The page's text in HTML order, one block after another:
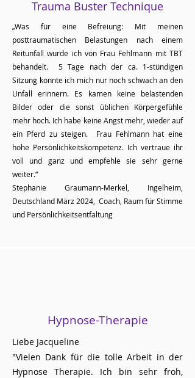
Trauma Buster Technique
„Was für eine Befreiung: Mit meinen
posttraumatischen Belastungen nach einem
Reitunfall wurde ich von Frau Fehlmann mit TBT
behandelt. 5 Tage nach der ca. 1-stündigen
Sitzung konnte ich mich nur noch schwach an den
Unfall erinnern. Es kamen keine belastenden
Bilder oder die sonst üblichen Körpergefühle
mehr hoch. Ich habe keine Angst mehr, wieder auf
ein Pferd zu steigen. Frau Fehlmann hat eine
hohe Persönlichkeitskompetenz. Ich vertraue ihr
voll und ganz und empfehle sie sehr gerne
weiter.“
Stephanie Graumann-Merkel, Ingelheim,
Deutschland März 2024, Coach, Raum für Stimme
und Persönlichkeitsentfaltung
Hypnose-Therapie
Liebe Jacqueline
"Vielen Dank für die tolle Arbeit in der
Hypnose Therapie. Ich bin sehr froh,